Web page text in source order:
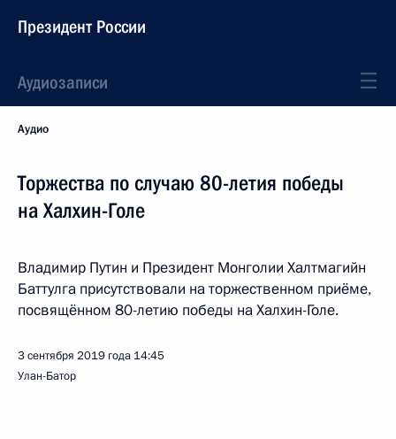
Президент России
Аудиозаписи
Аудио
Торжества по случаю 80-летия победы
на Халхин-Голе
Владимир Путин и Президент Монголии Халтмагийн
Баттулга присутствовали на торжественном приёме,
посвящённом 80-летию победы на Халхин-Голе.
3 сентября 2019 года 14:45
Улан-Батор